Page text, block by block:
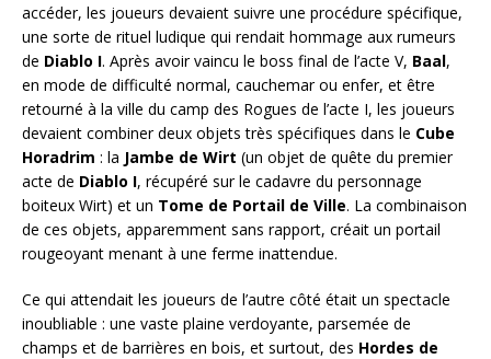
accéder, les joueurs devaient suivre une procédure spécifique,
une sorte de rituel ludique qui rendait hommage aux rumeurs
de Diablo I. Après avoir vaincu le boss final de l’acte V, Baal,
en mode de difficulté normal, cauchemar ou enfer, et être
retourné à la ville du camp des Rogues de l’acte I, les joueurs
devaient combiner deux objets très spécifiques dans le Cube
Horadrim : la Jambe de Wirt (un objet de quête du premier
acte de Diablo I, récupéré sur le cadavre du personnage
boiteux Wirt) et un Tome de Portail de Ville. La combinaison
de ces objets, apparemment sans rapport, créait un portail
rougeoyant menant à une ferme inattendue.
Ce qui attendait les joueurs de l’autre côté était un spectacle
inoubliable : une vaste plaine verdoyante, parsemée de
champs et de barrières en bois, et surtout, des Hordes de